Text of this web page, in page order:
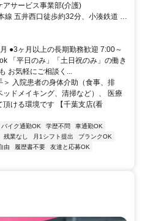
アサービス事業部(介護)
線 五井西口徒歩約32分、小湊鉄道 五
徒歩約34分 車・バイク通勤
●3ヶ月以上の長期勤務歓迎 7:00～
「平日のみ」「土日祝のみ」の働き
お気軽にご相談く...
入院患者の身体介助（食事、排
ドメイキング、清掃など）、 医療
ける環境です 【千葉支店(看
バイク通勤OK 学歴不問
車通勤OK
残業なし 月1シフト提出
ブランクOK
由 履歴書不要
友達と応募OK